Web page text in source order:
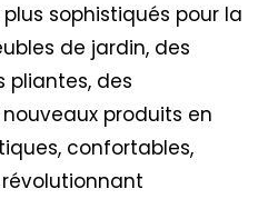
sophistiqués pour la
de jardin, des
pliantes, des
produits en
confortables,